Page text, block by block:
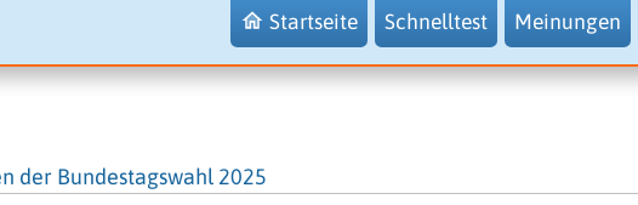
Startseite Schnelltest Meinungen
der Bundestagswahl 2025